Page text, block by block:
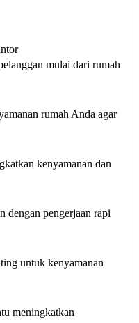
mulai dari rumah
rumah Anda agar
kenyamanan dan
dengan pengerjaan rapi
untuk kenyamanan
meningkatkan